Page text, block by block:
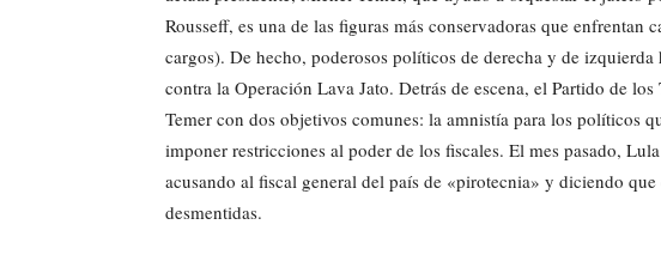
Rousseff, es una de las figuras más conservadoras que enfrentan
cargos). De hecho, poderosos políticos de derecha y de
contra la Operación Lava Jato. Detrás de escena, el Partido de
Temer con dos objetivos comunes: la amnistía para los políticos
imponer restricciones al poder de los fiscales. El mes pasado,
acusando al fiscal general del país de «pirotecnia» y diciendo
desmentidas.